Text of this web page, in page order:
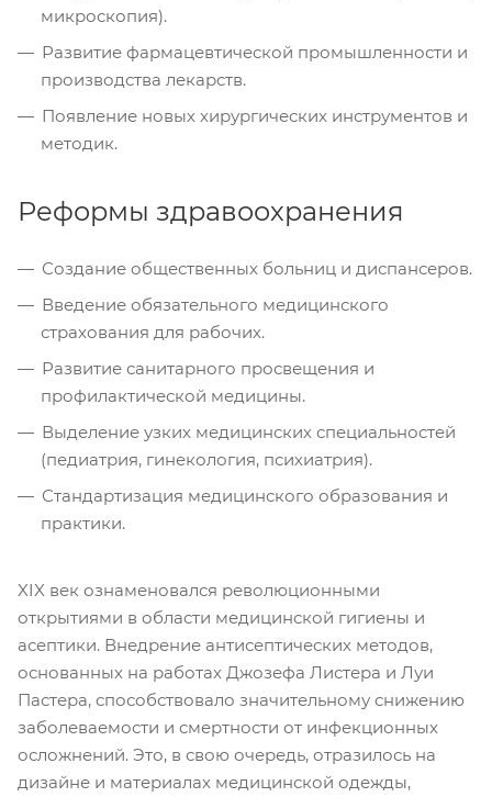
микроскопия).
Развитие фармацевтической промышленности и
производства лекарств.
Появление новых хирургических инструментов и
методик.
Реформы здравоохранения
Создание общественных больниц и диспансеров.
Введение обязательного медицинского
страхования для рабочих.
Развитие санитарного просвещения и
профилактической медицины.
Выделение узких медицинских специальностей
(педиатрия, гинекология, психиатрия).
Стандартизация медицинского образования и
практики.
XIX век ознаменовался революционными
открытиями в области медицинской гигиены и
асептики. Внедрение антисептических методов,
основанных на работах Джозефа Листера и Луи
Пастера, способствовало значительному снижению
заболеваемости и смертности от инфекционных
осложнений. Это, в свою очередь, отразилось на
дизайне и материалах медицинской одежды,